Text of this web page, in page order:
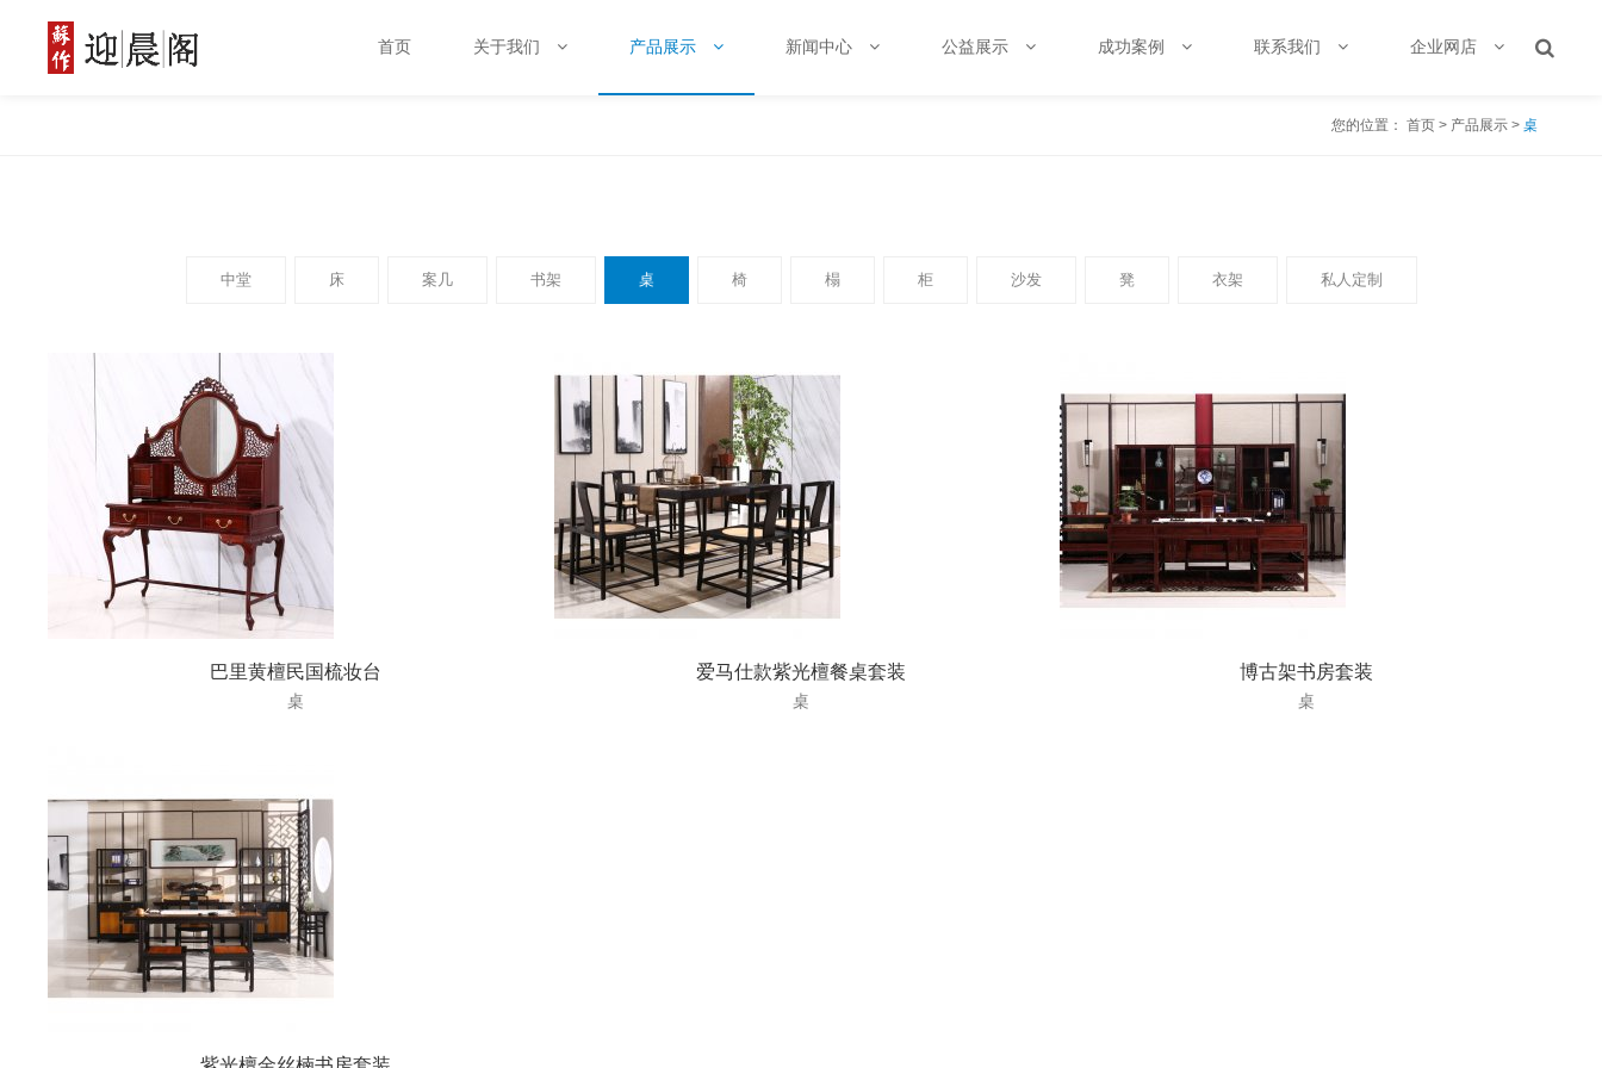
首页 关于我们 产品展示 新闻中心 公益展示 成功案例 联系我们 企业网店
您的位置：首页 > 产品展示 >桌
中堂 床 案几 书架 桌 椅 榻 柜 沙发 凳 衣架 私人定制
巴里黄檀民国梳妆台
桌
爱马仕款紫光檀餐桌套装
桌
博古架书房套装
桌